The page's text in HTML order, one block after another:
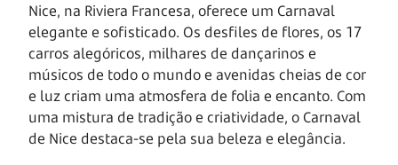
Nice, na Riviera Francesa, oferece um Carnaval
elegante e sofisticado. Os desfiles de flores, os 17
carros alegóricos, milhares de dançarinos e
músicos de todo o mundo e avenidas cheias de cor
e luz criam uma atmosfera de folia e encanto. Com
uma mistura de tradição e criatividade, o Carnaval
de Nice destaca-se pela sua beleza e elegância.